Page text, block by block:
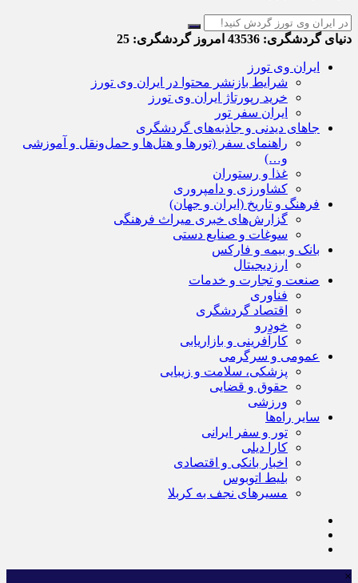
دنیای گردشگری: امروز گردشگری:
ایران وی تورز
شرایط بازنشر محتوا در ایران وی تورز
خرید رپورتاژ ایران وی تورز
ایران سفر تور
جاهای دیدنی و جاذبه‌های گردشگری
راهنمای سفر (تورها و هتل‌ها و حمل‌و‌نقل و آموزشی
و…)
غذا و رستوران
کشاورزی و دامپروری
فرهنگ و تاریخ (ایران و جهان)
گزارش‌های خبری میراث فرهنگی
سوغات و صنایع دستی
بانک و بیمه و فارکس
ارزدیجیتال
صنعت و تجارت و خدمات
فناوری
اقتصاد گردشگری
خودرو
کارآفرینی و بازاریابی
عمومی و سرگرمی
پزشکی، سلامت و زیبایی
حقوق و قضایی
ورزشی
سایر راه‌ها
تور و سفر ایرانی
کارا دیلی
اخبار بانکی و اقتصادی
بلیط اتوبوس
مسیرهای نجف به کربلا
×